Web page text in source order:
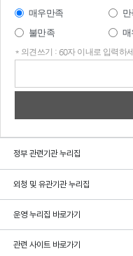
매우만족 만
불만족
매
* 의견쓰기 : 60자 이내로 입력하
정부 관련기관 누리집
외청 및 유관기관 누리집
운영 누리집 바로가기
관련 사이트 바로가기